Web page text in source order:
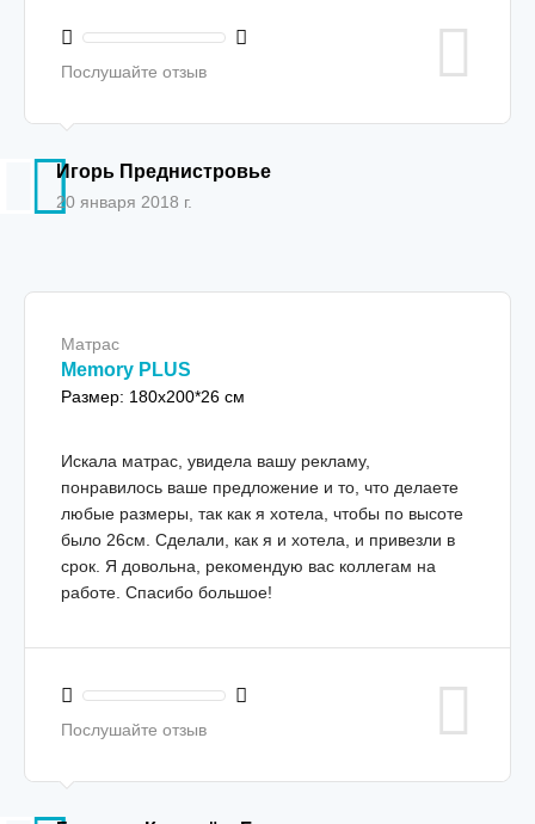
Послушайте отзыв
Игорь Преднистровье
20 января 2018 г.
Матрас
Memory PLUS
Размер: 180x200*26 см
Искала матрас, увидела вашу рекламу,
понравилось ваше предложение и то, что делаете
любые размеры, так как я хотела, чтобы по высоте
было 26см. Сделали, как я и хотела, и привезли в
срок. Я довольна, рекомендую вас коллегам на
работе. Спасибо большое!
Послушайте отзыв